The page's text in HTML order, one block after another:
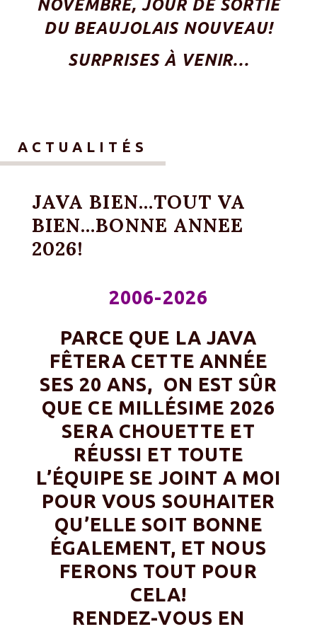
NOVEMBRE, JOUR DE SORTIE
DU BEAUJOLAIS NOUVEAU!
SURPRISES À VENIR…
ACTUALITÉS
JAVA BIEN…TOUT VA
BIEN…BONNE ANNEE
2026!
2006-2026
PARCE QUE LA JAVA
FÊTERA CETTE ANNÉE
SES 20 ANS, ON EST SÛR
QUE CE MILLÉSIME 2026
SERA CHOUETTE ET
RÉUSSI ET TOUTE
L’ÉQUIPE SE JOINT A MOI
POUR VOUS SOUHAITER
QU’ELLE SOIT BONNE
ÉGALEMENT, ET NOUS
FERONS TOUT POUR
CELA!
RENDEZ-VOUS EN